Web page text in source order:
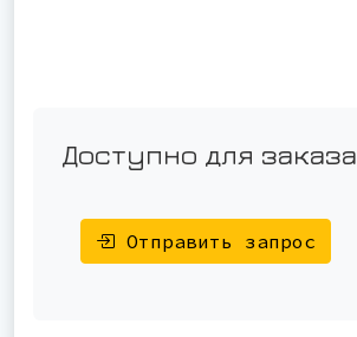
Доступно для заказа
Отправить запрос